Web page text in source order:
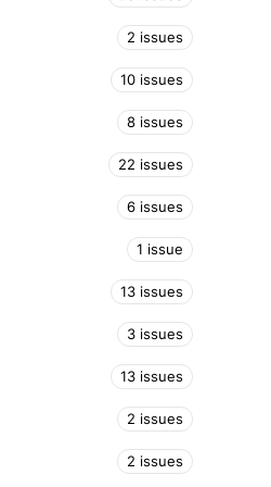
2 issues
10 issues
8 issues
22 issues
6 issues
1 issue
13 issues
3 issues
13 issues
2 issues
2 issues